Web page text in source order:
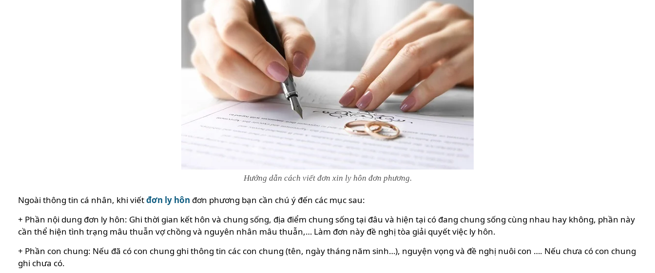
Hướng dẫn cách viết đơn xin ly hôn đơn phương.
Ngoài thông tin cá nhân, khi viếtđơn ly hôn đơn phương bạn cần chú ý đến các mục sau:
+ Phần nội dung đơn ly hôn: Ghi thời gian kết hôn và chung sống, địa điểm chung sống tại đâu và hiện tại có đang chung sống cùng nhau hay không, phần này
cần thể hiện tình trạng mâu thuẫn vợ chồng và nguyên nhân mâu thuẫn,… Làm đơn này đề nghị tòa giải quyết việc ly hôn.
+ Phần con chung: Nếu đã có con chung ghi thông tin các con chung (tên, ngày tháng năm sinh…), nguyện vọng và đề nghị nuôi con …. Nếu chưa có con chung
ghi chưa có.